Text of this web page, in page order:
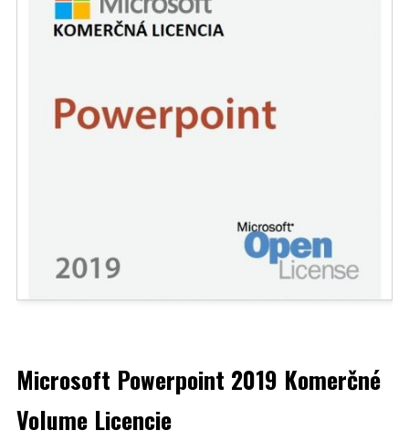
Microsoft Powerpoint 2019 Komerčné
Volume Licencie